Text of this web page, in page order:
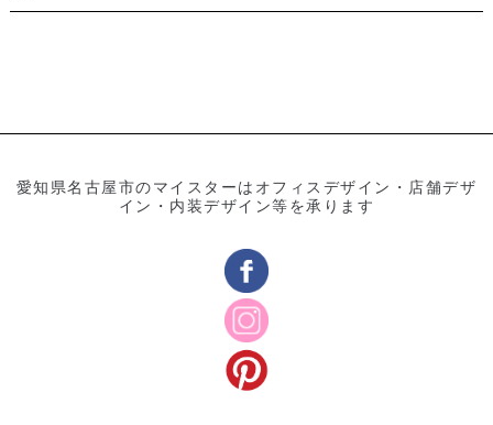
愛知県名古屋市のマイスターはオフィスデザイン・店舗デザ
イン・内装デザイン等を承ります